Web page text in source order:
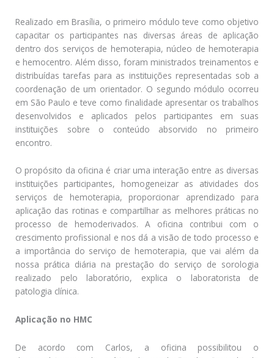
Realizado em Brasília, o primeiro módulo teve como objetivo
capacitar os participantes nas diversas áreas de aplicação
dentro dos serviços de hemoterapia, núcleo de hemoterapia
e hemocentro. Além disso, foram ministrados treinamentos e
distribuídas tarefas para as instituições representadas sob a
coordenação de um orientador. O segundo módulo ocorreu
em São Paulo e teve como finalidade apresentar os trabalhos
desenvolvidos e aplicados pelos participantes em suas
instituições sobre o conteúdo absorvido no primeiro
encontro.
O propósito da oficina é criar uma interação entre as diversas
instituições participantes, homogeneizar as atividades dos
serviços de hemoterapia, proporcionar aprendizado para
aplicação das rotinas e compartilhar as melhores práticas no
processo de hemoderivados. A oficina contribui com o
crescimento profissional e nos dá a visão de todo processo e
a importância do serviço de hemoterapia, que vai além da
nossa prática diária na prestação do serviço de sorologia
realizado pelo laboratório, explica o laboratorista de
patologia clínica.
Aplicação no HMC
De acordo com Carlos, a oficina possibilitou o